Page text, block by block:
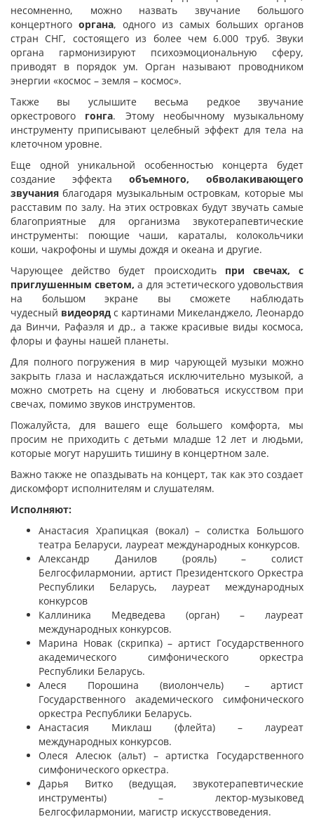
несомненно, можно назвать звучание большого
концертного органа, одного из самых больших органов
стран СНГ, состоящего из более чем 6.000 труб. Звуки
органа гармонизируют психоэмоциональную сферу,
приводят в порядок ум. Орган называют проводником
энергии «космос – земля – космос».
Также вы услышите весьма редкое звучание
оркестрового гонга. Этому необычному музыкальному
инструменту приписывают целебный эффект для тела на
клеточном уровне.
Еще одной уникальной особенностью концерта будет
создание эффекта объемного, обволакивающего
звучания благодаря музыкальным островкам, которые мы
расставим по залу. На этих островках будут звучать самые
благоприятные для организма звукотерапевтические
инструменты: поющие чаши, караталы, колокольчики
коши, чакрофоны и шумы дождя и океана и другие.
Чарующее действо будет происходить при свечах, с
приглушенным светом, а для эстетического удовольствия
на большом экране вы сможете наблюдать
чудесный видеоряд с картинами Микеланджело, Леонардо
да Винчи, Рафаэля и др., а также красивые виды космоса,
флоры и фауны нашей планеты.
Для полного погружения в мир чарующей музыки можно
закрыть глаза и наслаждаться исключительно музыкой, а
можно смотреть на сцену и любоваться искусством при
свечах, помимо звуков инструментов.
Пожалуйста, для вашего еще большего комфорта, мы
просим не приходить с детьми младше 12 лет и людьми,
которые могут нарушить тишину в концертном зале.
Важно также не опаздывать на концерт, так как это создает
дискомфорт исполнителям и слушателям.
Исполняют:
Анастасия Храпицкая (вокал) – солистка Большого
театра Беларуси, лауреат международных конкурсов.
Александр Данилов (рояль) – солист
Белгосфилармонии, артист Президентского Оркестра
Республики Беларусь, лауреат международных
конкурсов
Каллиника Медведева (орган) – лауреат
международных конкурсов.
Марина Новак (скрипка) – артист Государственного
академического симфонического оркестра
Республики Беларусь.
Алеся Порошина (виолончель) – артист
Государственного академического симфонического
оркестра Республики Беларусь.
Анастасия Миклаш (флейта) – лауреат
международных конкурсов.
Олеся Алесюк (альт) – артистка Государственного
симфонического оркестра.
Дарья Витко (ведущая, звукотерапевтические
инструменты) – лектор-музыковед
Белгосфилармонии, магистр искусствоведения.